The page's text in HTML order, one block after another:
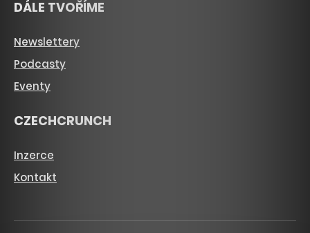
DÁLE TVOŘÍME
Newslettery
Podcasty
Eventy
CZECHCRUNCH
Inzerce
Kontakt